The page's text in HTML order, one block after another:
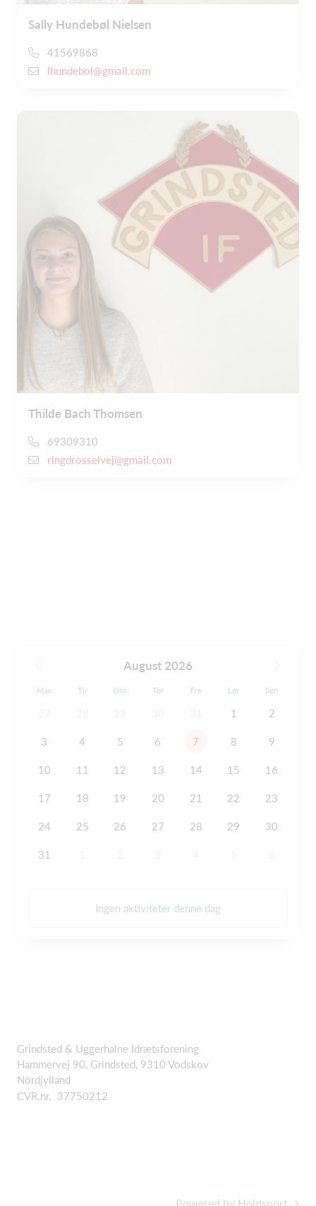
Sally Hundebøl Nielsen
41569868
lhundebol@gmail.com
Thilde Bach Thomsen
69309310
ringdrosselvej@gmail.com
August 2026
Man Tir Ons Tor Fre Lør Søn
1 2
3 4 5 6 7 8 9
10 11 12 13 14 15 16
17 18 19 20 21 22 23
24 25 26 27 28 29 30
31
Ingen aktiviteter denne dag
Grindsted & Uggerhalne Idrætsforening
Hammervej 90, Grindsted, 9310 Vodskov
Nordjylland
CVR.nr. 37750212
Powered by Holdsport